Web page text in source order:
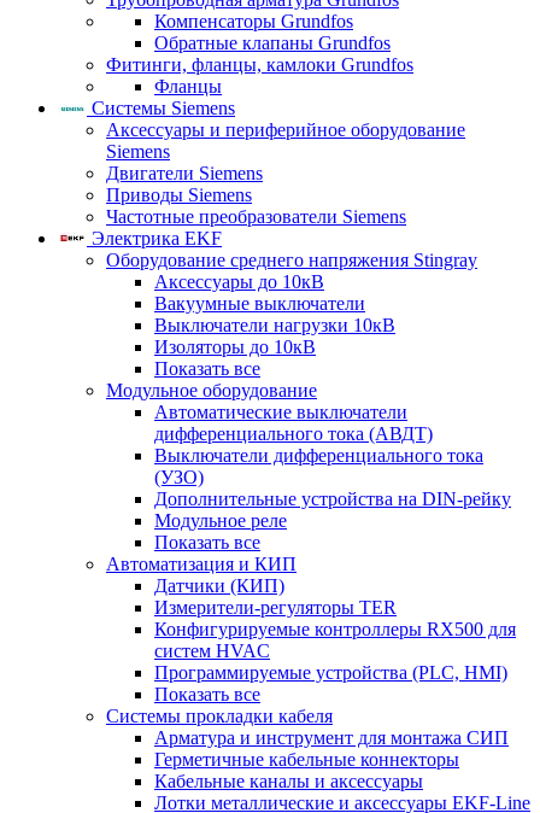
Компенсаторы Grundfos
Обратные клапаны Grundfos
Фитинги, фланцы, камлоки Grundfos
Фланцы
Системы Siemens
Аксессуары и периферийное оборудование
Siemens
Двигатели Siemens
Приводы Siemens
Частотные преобразователи Siemens
Электрика EKF
Оборудование среднего напряжения Stingray
Аксессуары до 10кВ
Вакуумные выключатели
Выключатели нагрузки 10кВ
Изоляторы до 10кВ
Показать все
Модульное оборудование
Автоматические выключатели
дифференциального тока (АВДТ)
Выключатели дифференциального тока
(УЗО)
Дополнительные устройства на DIN-рейку
Модульное реле
Показать все
Автоматизация и КИП
Датчики (КИП)
Измерители-регуляторы TER
Конфигурируемые контроллеры RX500 для
систем HVAC
Программируемые устройства (PLC, HMI)
Показать все
Системы прокладки кабеля
Арматура и инструмент для монтажа СИП
Герметичные кабельные коннекторы
Кабельные каналы и аксессуары
Лотки металлические и аксессуары EKF-Line